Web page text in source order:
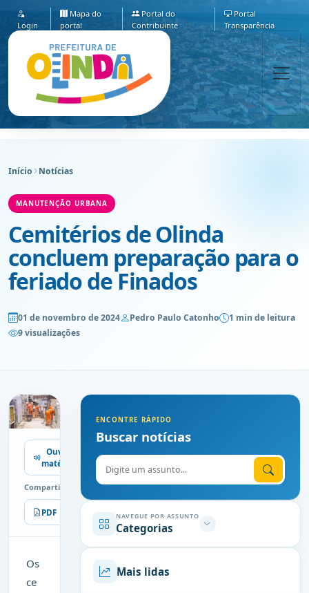
Login
Mapa do
portal
Portal do
Contribuinte
Portal
Transparência
Início Notícias
MANUTENÇÃO URBANA
Cemitérios de Olinda
concluem preparação para o
feriado de Finados
01 de novembro de 2024 Pedro Paulo Catonho
1 min de leitura
9 visualizações
Ouvir
matéria
Compartilhe
PDF Imprimir
Os
ce
ENCONTRE RÁPIDO
Buscar notícias
Digite o assunto
NAVEGUE POR ASSUNTO
Categorias
Mais lidas